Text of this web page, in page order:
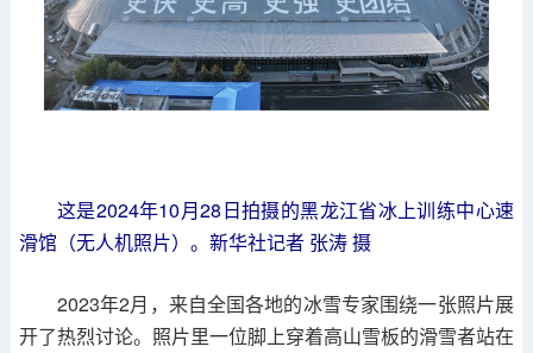
这是2024年10月28日拍摄的黑龙江省冰上训练中心速
滑馆（无人机照片）。新华社记者 张涛 摄
2023年2月，来自全国各地的冰雪专家围绕一张照片展
开了热烈讨论。照片里一位脚上穿着高山雪板的滑雪者站在